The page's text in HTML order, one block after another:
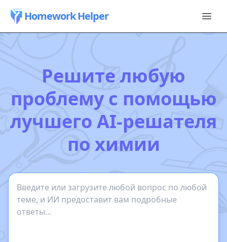
Homework Helper
Решите любую
проблему с помощью
лучшего AI-решателя
по химии